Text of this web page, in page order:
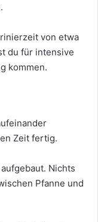
von etwa
du für intensive
kommen.
Zeit fertig.
Nichts
Pfanne und